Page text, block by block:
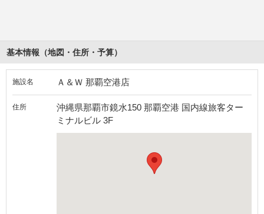
基本情報（地図・住所・予算）
施設名 Ａ＆Ｗ 那覇空港店
住所
沖縄県那覇市鏡水150 那覇空港 国内線旅客ター
ミナルビル 3F